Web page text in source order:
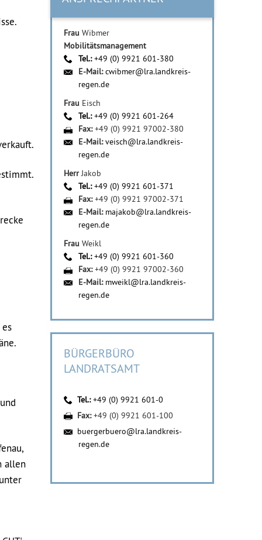
allen
Frau Wibmer
Mobilitätsmanagement
Tel.:+49 (0) 9921 601-380
E-Mail:cwibmer@lra.landkreis-
regen.de
Frau Eisch
Tel.:+49 (0) 9921 601-264
Fax:+49 (0) 9921 97002-380
E-Mail:veisch@lra.landkreis-
regen.de
Herr Jakob
Tel.:+49 (0) 9921 601-371
Fax:+49 (0) 9921 97002-371
E-Mail: majakob@lra.landkreis-
regen.de
Frau Weikl
Tel.:+49 (0) 9921 601-360
Fax:+49 (0) 9921 97002-360
E-Mail: mweikl@lra.landkreis-
regen.de
BÜRGERBÜRO
LANDRATSAMT
Tel.:+49 (0) 9921 601-0
Fax:+49 (0) 9921 601-100
buergerbuero@lra.landkreis-
regen.de